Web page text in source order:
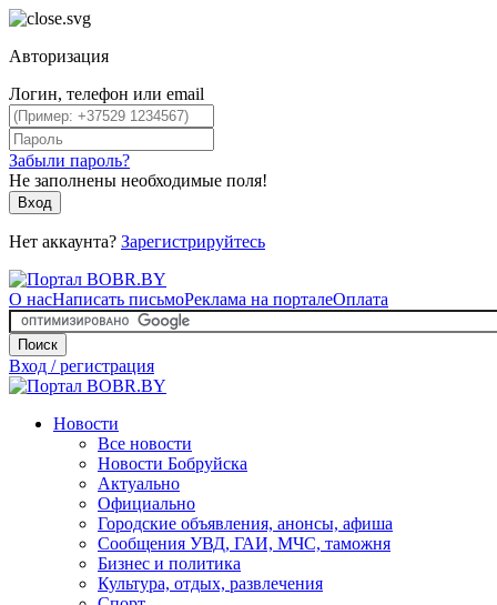
Авторизация
Логин, телефон или email
Забыли пароль?
Не заполнены необходимые поля!
Вход
Нет аккаунта? Зарегистрируйтесь
О насНаписать письмоРеклама на порталеОплата
Поиск
Вход / регистрация
Новости
Все новости
Новости Бобруйска
Актуально
Официально
Городские объявления, анонсы, афиша
Сообщения УВД, ГАИ, МЧС, таможня
Бизнес и политика
Культура, отдых, развлечения